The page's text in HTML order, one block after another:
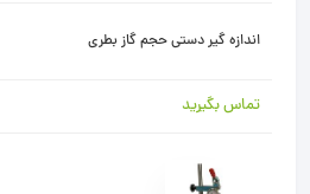
اندازه گیر دستی حجم گاز بطری
تماس بگیرید